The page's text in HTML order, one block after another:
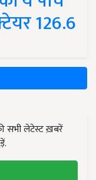
126.6
सभी लेटेस्ट ख़बरें